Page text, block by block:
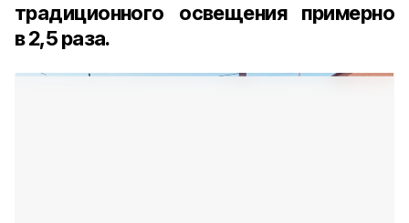
традиционного освещения примерно
в 2,5 раза.